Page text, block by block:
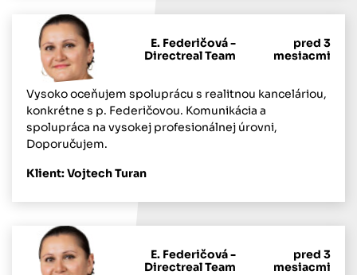
E. Federičová -
Directreal Team
pred 3
mesiacmi
Vysoko oceňujem spoluprácu s realitnou kanceláriou,
konkrétne s p. Federičovou. Komunikácia a
spolupráca na vysokej profesionálnej úrovni,
Doporučujem.
Klient: Vojtech Turan
E. Federičová -
Directreal Team
pred 3
mesiacmi